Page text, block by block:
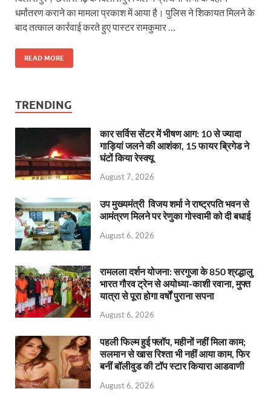
धर्मांतरण कराने का मामला प्रकाश में आया है। पुलिस ने शिकायत मिलने के
बाद तत्काल कार्रवाई करते हुए पास्टर रामकुमार …
READ MORE
TRENDING
कार सर्विस सेंटर में भीषण आग: 10 से ज्यादा
गाड़ियां जलने की आशंका, 15 फायर ब्रिगेड ने
घंटों किया रेस्क्यू
August 7, 2026
उप मुख्यमंत्री विजय शर्मा ने राष्ट्रपति भवन से
आमंत्रण मिलने पर रेणुका गोस्वामी को दी बधाई
August 6, 2026
रामलला दर्शन योजना: सरगुजा के 850 श्रद्धालु
भारत गौरव ट्रेन से अयोध्या-काशी रवाना, मुफ्त
यात्रा से पूरा होगा वर्षों पुराना सपना
August 6, 2026
पहली फिल्म हुई फ्लॉप, महीनों नहीं मिला काम;
सलमान से खास रिश्ता भी नहीं आया काम, फिर
बनीं बॉलीवुड की टॉप स्टार कियारा आडवाणी
August 6, 2026